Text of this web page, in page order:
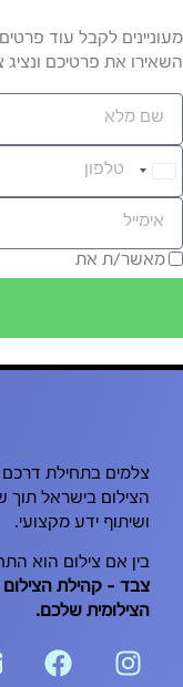
מעוניינים לקבל עוד
השאירו את פרטיכם
Israel
+972
מאשר/ת את
צלמים בתחילת
הצילום בישראל
ושיתוף ידע מקצועי.
בין אם צילום הוא
צבּד – קהילת
הצילומית שלכם.